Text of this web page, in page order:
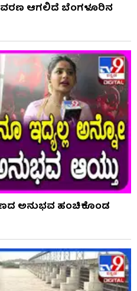
ಆಗಲಿದೆ ಬೆಂಗಳೂರಿನ
ಅನುಭವ ಹಂಚಿಕೊಂಡ